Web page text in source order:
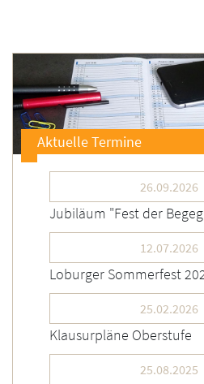
Aktuelle Termine
26.09.2026
Jubiläum "Fest der
12.07.2026
Loburger Sommerfest
25.02.2026
Klausurpläne Oberstufe
25.08.2025